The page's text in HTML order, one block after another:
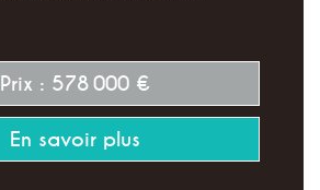
Prix : 578 000 €
En savoir plus